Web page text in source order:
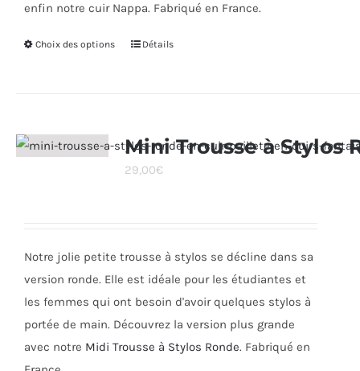
enfin notre cuir Nappa. Fabriqué en France.
Choix des options
Ce
variations.
Les
choisies
la
Détails
Mini Trousse à Stylos
29,00€
Notre jolie petite trousse à stylos se décline dans sa
version ronde. Elle est idéale pour les étudiantes et
les femmes qui ont besoin d'avoir quelques stylos à
portée de main. Découvrez la version plus grande
avec notre Midi Trousse à Stylos Ronde. Fabriqué en